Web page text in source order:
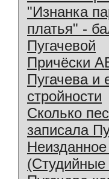
"Изнанка
платья" -
Пугачевой
Причёски
Пугачева и
стройности
Сколько
записала
(Студийные